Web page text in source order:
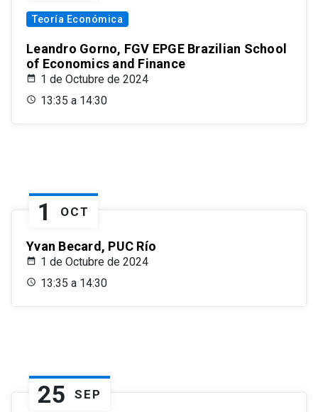
Teoría Económica
Leandro Gorno, FGV EPGE Brazilian School
of Economics and Finance
1 de Octubre de 2024
13:35 a 14:30
1 OCT
Yvan Becard, PUC Río
1 de Octubre de 2024
13:35 a 14:30
25 SEP